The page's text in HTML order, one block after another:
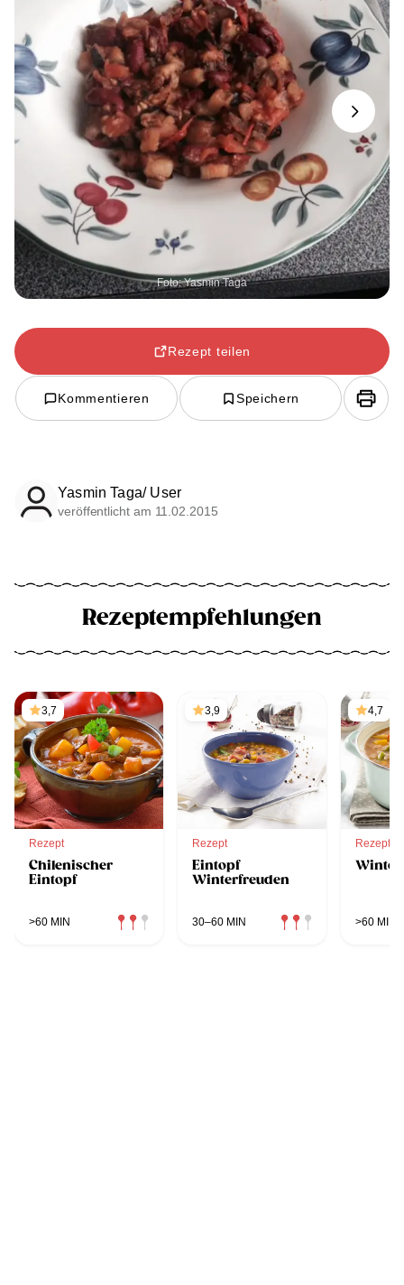
Foto: Yasmin Taga
Next
Rezept teilen
Kommentieren Speichern
Yasmin Taga/ User
veröffentlicht am 11.02.2015
Rezeptempfehlungen
3,7
Rezept
Chilenischer
Eintopf
>60 MIN
3,9
Rezept
Eintopf
Winterfreuden
30–60 MIN
4,7
Rezept
>60 MIN